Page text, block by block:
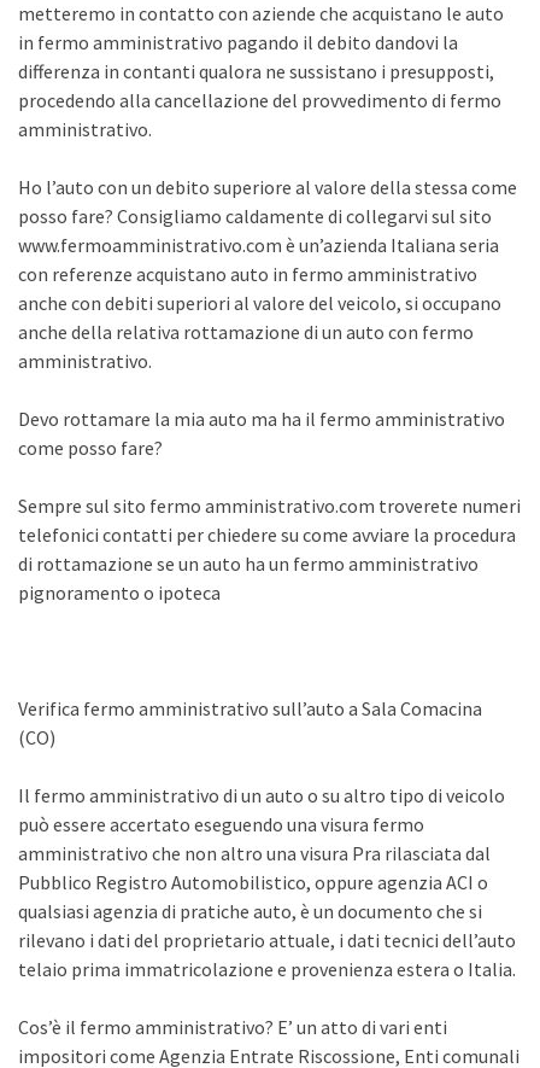
metteremo in contatto con aziende che acquistano le auto
in fermo amministrativo pagando il debito dandovi la
differenza in contanti qualora ne sussistano i presupposti,
procedendo alla cancellazione del provvedimento di fermo
amministrativo.
Ho l’auto con un debito superiore al valore della stessa come
posso fare? Consigliamo caldamente di collegarvi sul sito
www.fermoamministrativo.com è un’azienda Italiana seria
con referenze acquistano auto in fermo amministrativo
anche con debiti superiori al valore del veicolo, si occupano
anche della relativa rottamazione di un auto con fermo
amministrativo.
Devo rottamare la mia auto ma ha il fermo amministrativo
come posso fare?
Sempre sul sito fermo amministrativo.com troverete numeri
telefonici contatti per chiedere su come avviare la procedura
di rottamazione se un auto ha un fermo amministrativo
pignoramento o ipoteca
Verifica fermo amministrativo sull’auto a Sala Comacina
(CO)
Il fermo amministrativo di un auto o su altro tipo di veicolo
può essere accertato eseguendo una visura fermo
amministrativo che non altro una visura Pra rilasciata dal
Pubblico Registro Automobilistico, oppure agenzia ACI o
qualsiasi agenzia di pratiche auto, è un documento che si
rilevano i dati del proprietario attuale, i dati tecnici dell’auto
telaio prima immatricolazione e provenienza estera o Italia.
Cos’è il fermo amministrativo? E’ un atto di vari enti
impositori come Agenzia Entrate Riscossione, Enti comunali